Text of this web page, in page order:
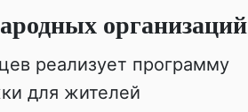
организаций
реализует программу
для жителей